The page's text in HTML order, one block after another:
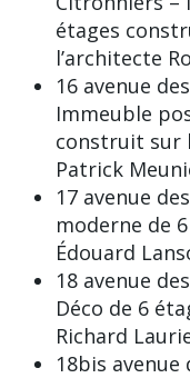
étages
l’architecte
16 avenue
Immeuble
construit sur
Patrick
17 avenue
moderne de
Édouard
18 avenue
Déco de 6
Richard
18bis avenue